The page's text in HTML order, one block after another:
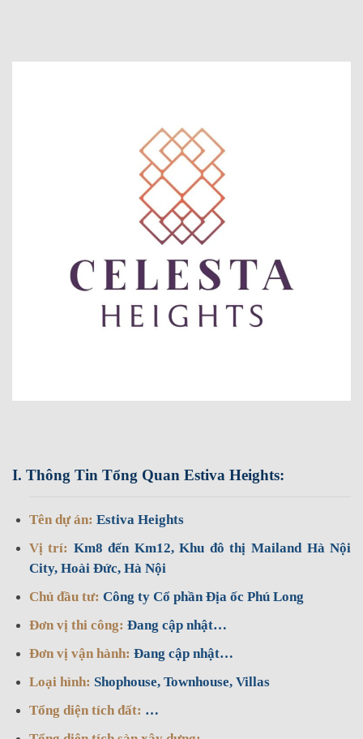
I. Thông Tin Tổng Quan Estiva Heights:
Tên dự án: Estiva Heights
Vị trí: Km8 đến Km12, Khu đô thị Mailand Hà Nội
City, Hoài Đức, Hà Nội
Chủ đầu tư: Công ty Cổ phần Địa ốc Phú Long
Đơn vị thi công: Đang cập nhật…
Đơn vị vận hành: Đang cập nhật…
Loại hình: Shophouse, Townhouse, Villas
Tổng diện tích đất: …